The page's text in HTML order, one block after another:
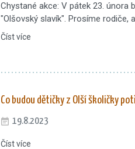
Chystané akce: V pátek 23. února
"Olšovský slavík". Prosíme rodiče,
Číst více
Co budou dětičky z Olší školičky
19.8.2023
Číst více